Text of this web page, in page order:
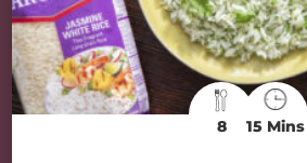
8 15 Mins